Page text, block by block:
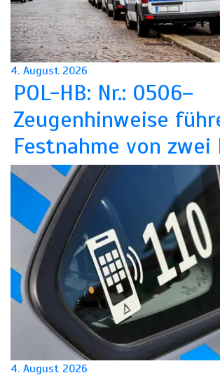
4. August 2026
POL-HB: Nr.: 0506–
Zeugenhinweise
Festnahme von zwei
4. August 2026